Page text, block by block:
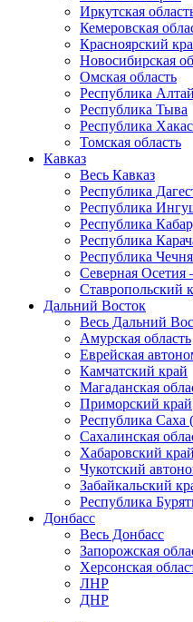
Иркутская
Кемеровская
Красноярский
Новосибирская
Омская область
Республика Алтай
Республика Тыва
Республика
Томская область
Кавказ
Весь Кавказ
Республика
Республика
Республика
Республика
Республика Чечня
Северная Осетия
Ставропольский
Дальний Восток
Весь Дальний
Амурская область
Еврейская
Камчатский край
Магаданская
Приморский край
Республика Саха
Сахалинская
Хабаровский край
Чукотский
Забайкальский
Республика
Донбасс
Весь Донбасс
Запорожская
Херсонская
ЛНР
ДНР